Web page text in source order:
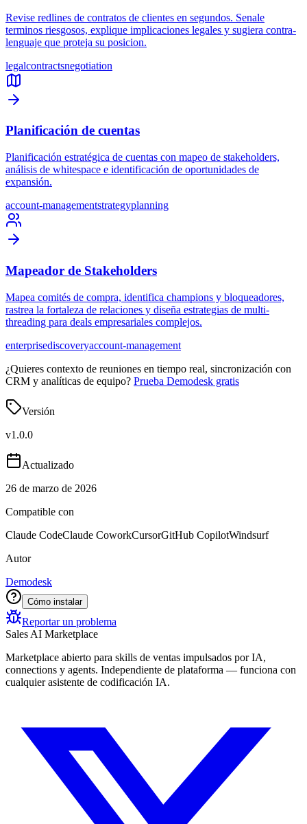
Revise redlines de contratos de clientes en segundos. Senale
terminos riesgosos, explique implicaciones legales y sugiera contra-
lenguaje que proteja su posicion.
legalcontractsnegotiation
Planificación de cuentas
Planificación estratégica de cuentas con mapeo de stakeholders,
análisis de whitespace e identificación de oportunidades de
expansión.
account-managementstrategyplanning
Mapeador de Stakeholders
Mapea comités de compra, identifica champions y bloqueadores,
rastrea la fortaleza de relaciones y diseña estrategias de multi-
threading para deals empresariales complejos.
enterprisediscoveryaccount-management
¿Quieres contexto de reuniones en tiempo real, sincronización con
CRM y analíticas de equipo? Prueba Demodesk gratis
Versión
v1.0.0
Actualizado
26 de marzo de 2026
Compatible con
Claude CodeClaude CoworkCursorGitHub CopilotWindsurf
Autor
Demodesk
Cómo instalar
Reportar un problema
Sales AI Marketplace
Marketplace abierto para skills de ventas impulsados por IA,
connections y agents. Independiente de plataforma — funciona con
cualquier asistente de codificación IA.